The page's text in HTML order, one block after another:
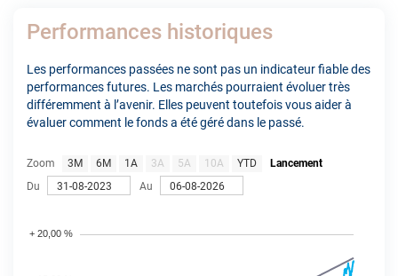
Performances historiques
Les performances passées ne sont pas un indicateur fiable des
performances futures. Les marchés pourraient évoluer très
différemment à l’avenir. Elles peuvent toutefois vous aider à
évaluer comment le fonds a été géré dans le passé.
Zoom 3M 6M 1A 3A 5A 10A YTD
Lancement
Du
Au